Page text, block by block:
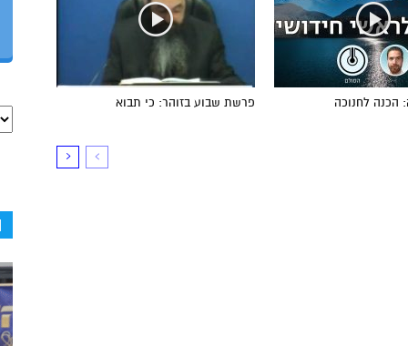
פרשת שבוע בזוהר: כי תבוא הכנה לחנוכה